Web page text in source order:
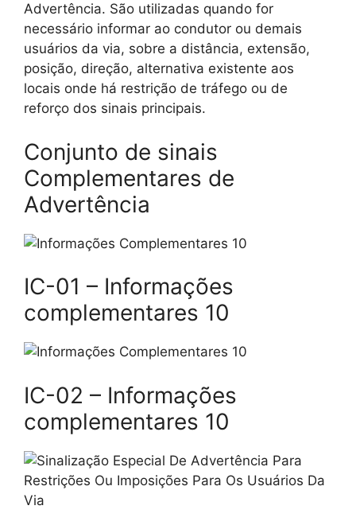
Advertência. São utilizadas quando for
necessário informar ao condutor ou demais
usuários da via, sobre a distância, extensão,
posição, direção, alternativa existente aos
locais onde há restrição de tráfego ou de
reforço dos sinais principais.
Conjunto de sinais
Complementares de
Advertência
IC-01 – Informações
complementares 10
IC-02 – Informações
complementares 10